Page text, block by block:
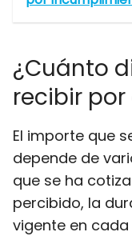
¿Cuánto
recibir por
El importe que
depende de
que se ha
percibido, la
vigente en cada